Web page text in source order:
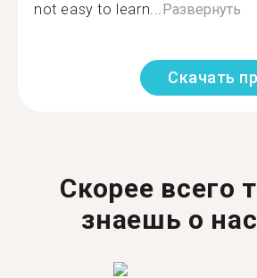
not easy to learn...Развернуть
Скачать
Скорее всего
знаешь о